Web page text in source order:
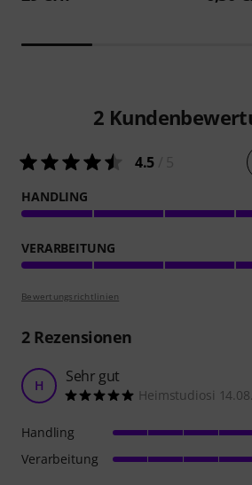
2
4.5
HANDLING
VERARBEITUNG
Bewertungsrichtlinien
2Rezensionen
H Sehr gut
Heimstudiosi
Handling
Verarbeitung